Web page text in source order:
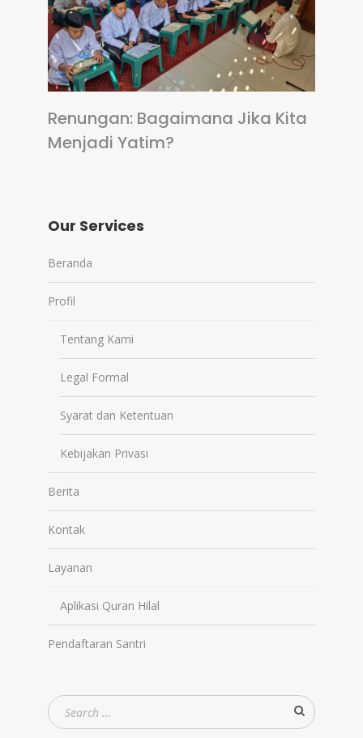
Renungan: Bagaimana Jika Kita
Menjadi Yatim?
Our Services
Beranda
Profil
Tentang Kami
Legal Formal
Syarat dan Ketentuan
Kebijakan Privasi
Berita
Kontak
Layanan
Aplikasi Quran Hilal
Pendaftaran Santri